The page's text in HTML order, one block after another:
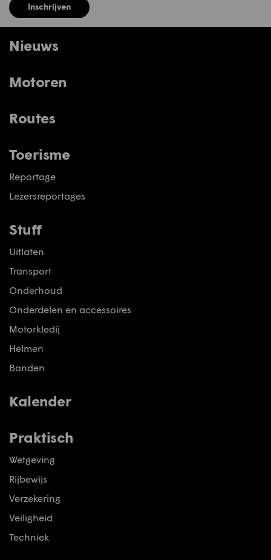
Inschrijven
Nieuws
Motoren
Routes
Toerisme
Reportage
Lezersreportages
Stuff
Uitlaten
Transport
Onderhoud
Onderdelen en accessoires
Motorkledij
Helmen
Banden
Kalender
Praktisch
Wetgeving
Rijbewijs
Verzekering
Veiligheid
Techniek